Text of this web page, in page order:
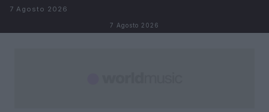
Salta al contenuto
7 Agosto 2026
7 Agosto 2026